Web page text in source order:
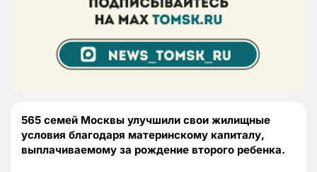
565 семей Москвы улучшили свои жилищные
условия благодаря материнскому капиталу,
выплачиваемому за рождение второго ребенка.